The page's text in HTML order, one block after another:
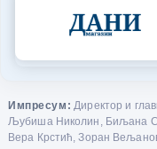
Импресум: Директор и
Љубиша Николин, Биљана
Вера Крстић, Зоран